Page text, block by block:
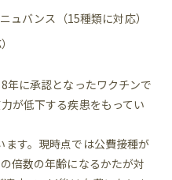
ュバンス（15種類に対応）
年に承認となったワクチンで
が低下する疾患をもってい
す。現時点では公費接種が
倍数の年齢になるかたが対